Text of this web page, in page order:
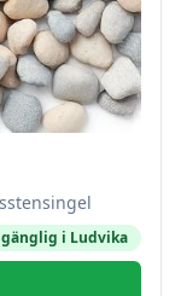
i Ludvika